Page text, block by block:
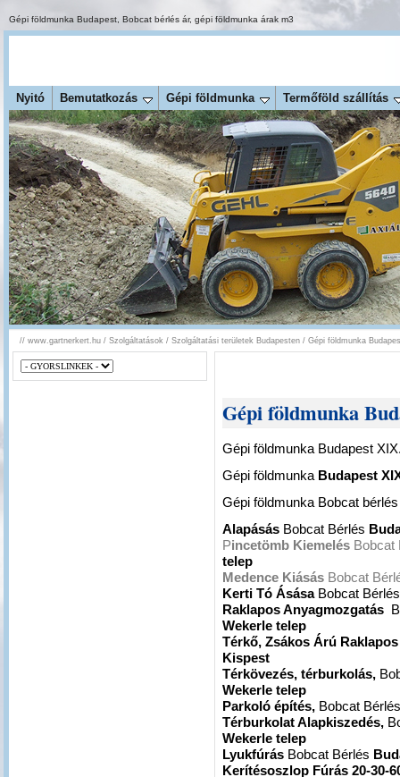
Gépi földmunka Budapest Bobcat bérlés ár, gépi földmunka árak m3
Nyitó Bemutatkozás Gépi földmunka Termőföld szállítás
// www.gartnerkert.hu / Szolgáltatások / Szolgáltatási területek Budapesten / Gépi földmunka
Gépi földmunka
Gépi földmunka Budapest
Gépi földmunka Budapest
Gépi földmunka Bobcat
Alapásás Bobcat Bérlés
Pincetömb Kiemelés Bobcat
telep
Medence Kiásás Bobcat
Kerti Tó ÁsásaBobcat
Raklapos Anyagmozgatás
Wekerle telep
Térkő, Zsákos Árú
Kispest
Térkövezés, térburkolás,
Wekerle telep
Parkoló építés, Bobcat
Térburkolat Alapkiszedés,
Wekerle telep
Lyukfúrás Bobcat Bérlés
Kerítésoszlop Fúrás 20-30-